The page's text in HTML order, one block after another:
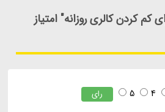
کم کردن کالری روزانه" امتیاز
4
5 رای